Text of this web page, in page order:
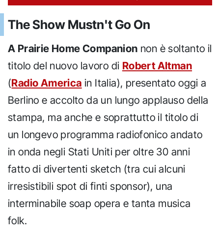
The Show Mustn't Go On
A Prairie Home Companion non è soltanto il
titolo del nuovo lavoro di Robert Altman
(Radio America in Italia), presentato oggi a
Berlino e accolto da un lungo applauso della
stampa, ma anche e soprattutto il titolo di
un longevo programma radiofonico andato
in onda negli Stati Uniti per oltre 30 anni
fatto di divertenti sketch (tra cui alcuni
irresistibili spot di finti sponsor), una
interminabile soap opera e tanta musica
folk.